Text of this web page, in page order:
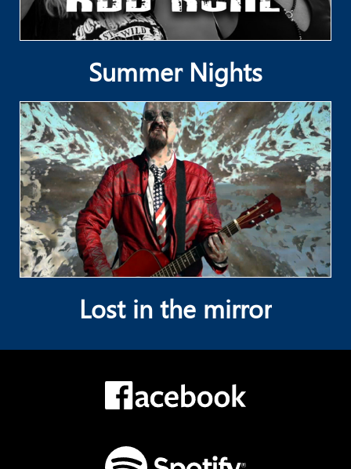
Summer Nights
Lost in the mirror